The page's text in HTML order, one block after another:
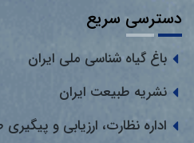
دسترسی سریع
باغ گیاه شناسی ملی ایران
نشریه طبیعت ایران
اداره نظارت، ارزیابی و